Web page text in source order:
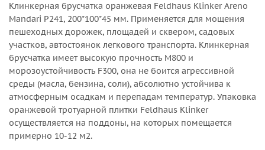
Клинкерная брусчатка оранжевая Feldhaus Klinker Areno
Mandari Р241, 200*100*45 мм. Применяется для мощения
пешеходных дорожек, площадей и сквером, садовых
участков, автостоянок легкового транспорта. Клинкерная
брусчатка имеет высокую прочность М800 и
морозоустойчивость F300, она не боится агрессивной
среды (масла, бензина, соли), абсолютно устойчива к
атмосферным осадкам и перепадам температур. Упаковка
оранжевой тротуарной плитки Feldhaus Klinker
осуществляется на поддоны, на которых помещается
примерно 10-12 м2.